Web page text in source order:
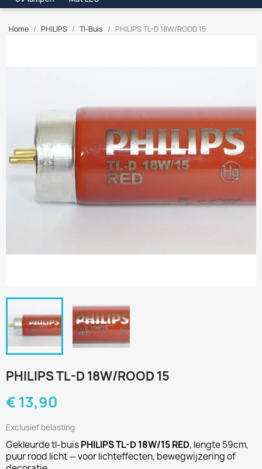
Home PHILIPS Tl-Buis PHILIPS TL-D 18W/ROOD 15
PHILIPS TL-D 18W/ROOD 15
€ 13,90
Exclusief belasting
Gekleurde tl-buisPHILIPS TL-D 18W/15 RED, lengte 59cm,
puur rood licht — voor lichteffecten, bewegwijzering of